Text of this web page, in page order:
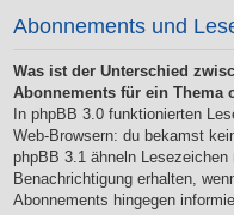
Abonnements und
Was ist der Unterschied
Abonnements für ein Thema
In phpBB 3.0 funktionierten
Web-Browsern: du bekamst
phpBB 3.1 ähneln
Benachrichtigung erhalten,
Abonnements hingegen